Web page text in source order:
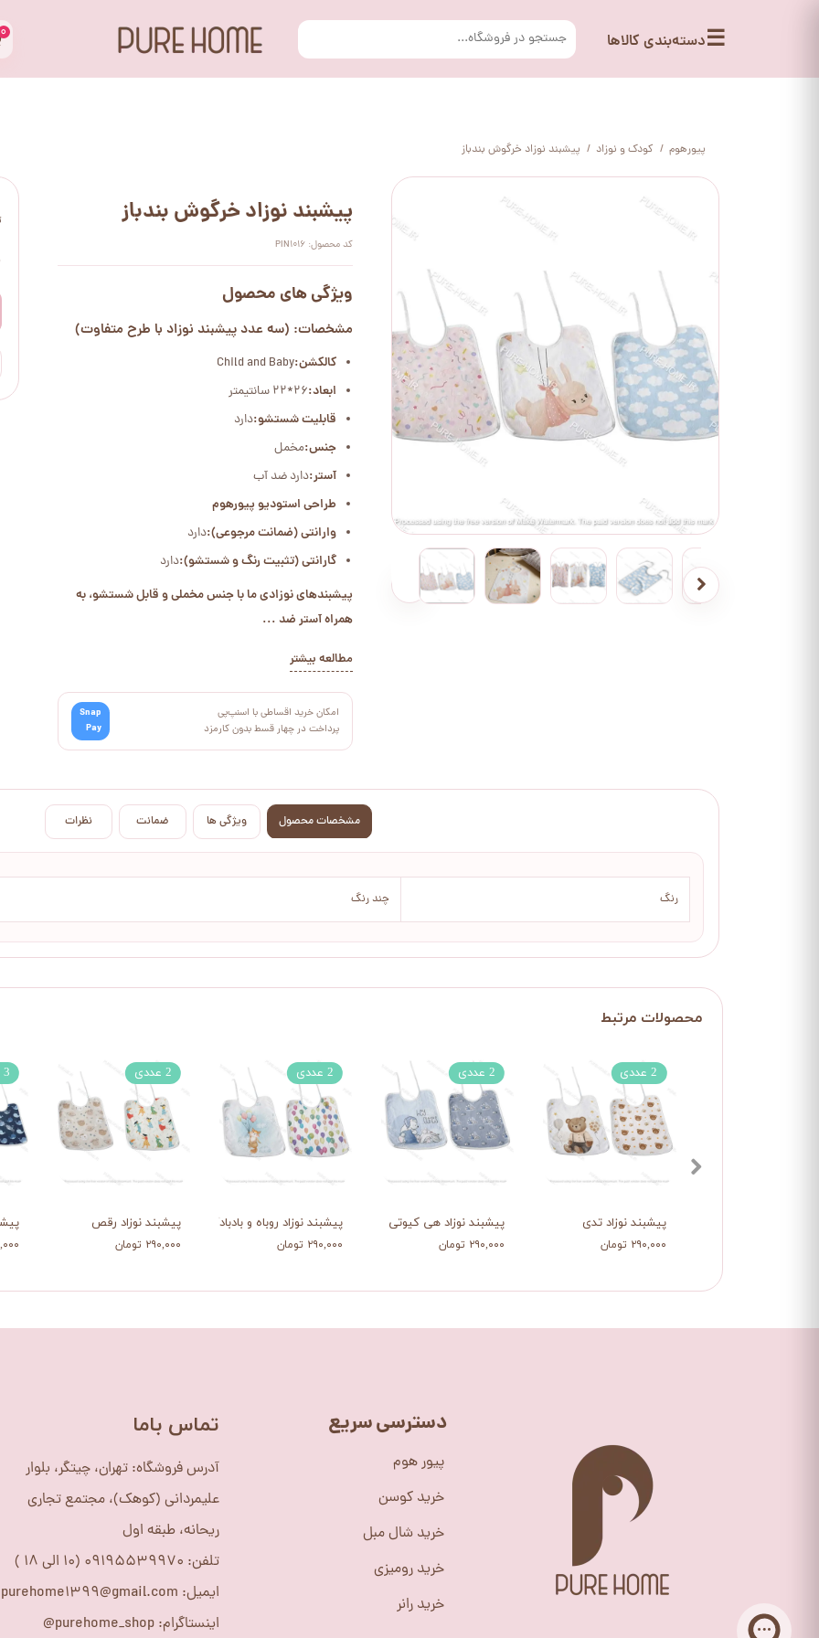
☰دسته‌بندی کالاها ۰
پیورهوم کودک و نوزاد پیشبند نوزاد خرگوش بندباز
پیشبند نوزاد خرگوش بندباز
کد محصول: PIN1016
ویژگی های محصول
مشخصات: (سه عدد پیشبند نوزاد با طرح متفاوت)
کالکشن:Child and Baby
ابعاد:26*22 سانتیمتر
قابلیت شستشو:دارد
جنس:مخمل
آستر:دارد ضد آب
طراحی استودیو پیورهوم
وارانتی (ضمانت مرجوعی):دارد
گارانتی (تثبیت رنگ و شستشو):دارد
پیشبندهای نوزادی ما با جنس مخملی و قابل شستشو، به
همراه آستر ضد ...
مطالعه بیشتر
امکان خرید اقساطی با اسنپ‌پی
پرداخت در چهار قسط بدون کارمزد
Snap
Pay
مشخصات محصول ویژگی ها ضمانت نظرات
رنگ چند رنگ
3 عددی
پیشبند نوزاد رقص
۲۹۰,۰۰۰ تومان
2 عددی
پیشبند نوزاد روباه و بادبادک هایش
۲۹۰,۰۰۰ تومان
2 عددی
پیشبند نوزاد هی کیوتی
۲۹۰,۰۰۰ تومان
2 عددی
پیشبند نوزاد تدی
۲۹۰,۰۰۰ تومان
2 عددی
پیور هوم
خرید کوسن
خرید شال مبل
خرید رومیزی
خرید رانر
دسترسی سریع ​تماس باما
آدرس فروشگاه: تهران، چیتگر، بلوار
علیمردانی (کوهک)، مجتمع تجاری
ریحانه، طبقه اول
تلفن: 09195539970 (10 الی 18 )
ایمیل: purehome1399@gmail.com
اینستاگرام: purehome_shop@